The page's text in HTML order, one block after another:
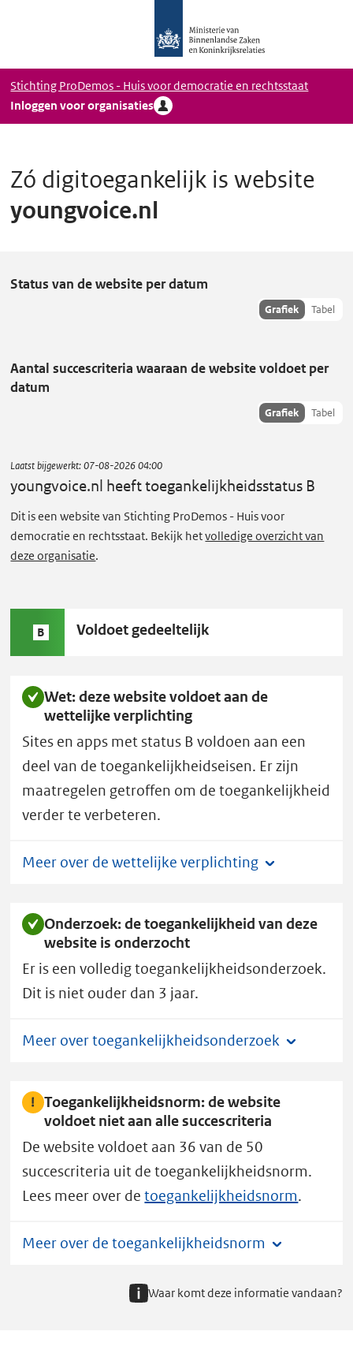
Ministerie
van
Binnenlandse
Zaken
en
Koninkrijkrelaties,
DigiToegankelijk
Stichting ProDemos - Huis voor democratie en rechtsstaat
Inloggen voor organisaties
Zó digitoegankelijk is website
youngvoice.nl
y
g
v
c
e
n
l
Status van de website per datum
Toon
Grafiek Tabel
Aantal succescriteria waaraan de website voldoet per
datum
Toon
Grafiek Tabel
Laatst bijgewerkt:07-08-2026 04:00
youngvoice.nl heeft toegankelijkheidsstatus B
Dit is een website van Stichting ProDemos - Huis voor
democratie en rechtsstaat. Bekijk hetvolledige overzicht van
deze organisatie.
Status
Voldoet gedeeltelijk
B
Wet: deze website voldoet aan de
wettelijke verplichting
Sites en apps met status B voldoen aan een
deel van de toegankelijkheidseisen. Er zijn
maatregelen getroffen om de toegankelijkheid
verder te verbeteren.
Meer over de wettelijke verplichting
Onderzoek: de toegankelijkheid van deze
website is onderzocht
Er is een volledig toegankelijkheidsonderzoek.
Dit is niet ouder dan 3 jaar.
Meer over toegankelijkheidsonderzoek
Toegankelijkheidsnorm: de website
voldoet niet aan alle succescriteria
De website voldoet aan 36 van de 50
succescriteria uit de toegankelijkheidsnorm.
Lees meer over detoegankelijkheidsnorm.
Meer over de toegankelijkheidsnorm
Waar komt deze informatie vandaan?